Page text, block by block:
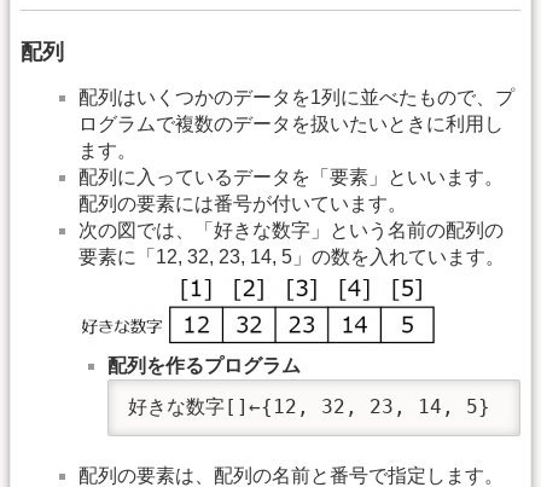
配列
配列はいくつかのデータを1列に並べたもので、プ
ログラムで複数のデータを扱いたいときに利用し
ます。
配列に入っているデータを「要素」といいます。
配列の要素には番号が付いています。
次の図では、「好きな数字」という名前の配列の
要素に「12, 32, 23, 14, 5」の数を入れています。
配列を作るプログラム
好きな数字[]←{12, 32, 23, 14, 5}
配列の要素は、配列の名前と番号で指定します。